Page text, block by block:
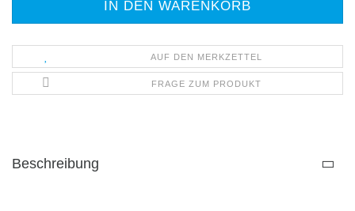
AUF DEN MERKZETTEL
FRAGE ZUM PRODUKT
Beschreibung